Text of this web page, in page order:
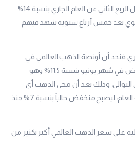
2013 مسجلا انخفاض خلال الربع الثاني من العام الجاري بنسبة 14%
بعد خمس أرباع سنوية شهد فيهم
فنجد أن أونصة الذهب العالمي في
طريقها إلى تسجيل انخفاض في شهر يونيو بنسبة 11.5% وهو
التوالي، وذلك بعد أن محى الذهب أي
مكاسب سجلها منذ بداية العام، ليصبح منخفض حالياً بنسبة 7% منذ
على سعر الذهب العالمي أكبر بكثير من